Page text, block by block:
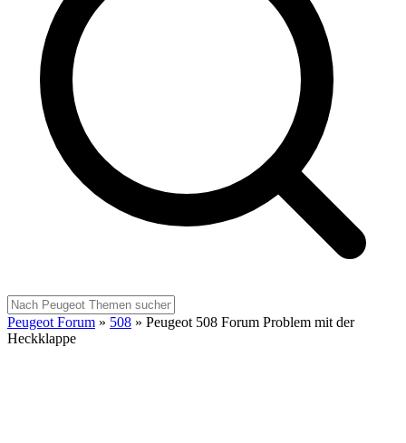
Peugeot Forum » 508 » Peugeot 508 Forum Problem mit der
Heckklappe